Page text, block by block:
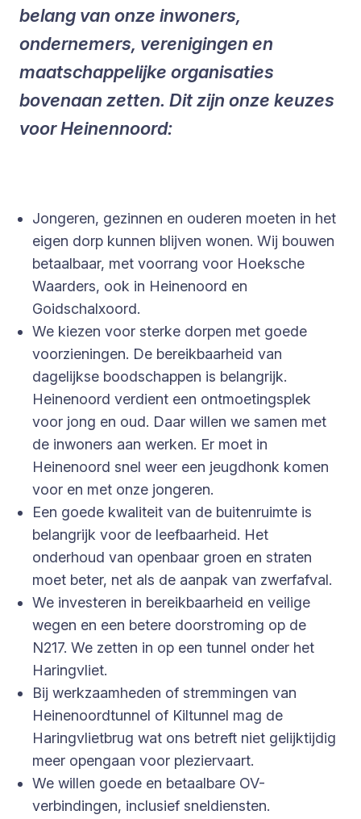
belang van onze inwoners,
ondernemers, verenigingen en
maatschappelijke organisaties
bovenaan zetten. Dit zijn onze keuzes
voor Heinennoord:
Jongeren, gezinnen en ouderen moeten in het
eigen dorp kunnen blijven wonen. Wij bouwen
betaalbaar, met voorrang voor Hoeksche
Waarders, ook in Heinenoord en
Goidschalxoord.
We kiezen voor sterke dorpen met goede
voorzieningen. De bereikbaarheid van
dagelijkse boodschappen is belangrijk.
Heinenoord verdient een ontmoetingsplek
voor jong en oud. Daar willen we samen met
de inwoners aan werken. Er moet in
Heinenoord snel weer een jeugdhonk komen
voor en met onze jongeren.
Een goede kwaliteit van de buitenruimte is
belangrijk voor de leefbaarheid. Het
onderhoud van openbaar groen en straten
moet beter, net als de aanpak van zwerfafval.
We investeren in bereikbaarheid en veilige
wegen en een betere doorstroming op de
N217. We zetten in op een tunnel onder het
Haringvliet.
Bij werkzaamheden of stremmingen van
Heinenoordtunnel of Kiltunnel mag de
Haringvlietbrug wat ons betreft niet gelijktijdig
meer opengaan voor pleziervaart.
We willen goede en betaalbare OV-
verbindingen, inclusief sneldiensten.